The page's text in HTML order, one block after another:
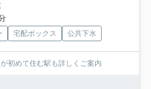
宅配ボックス 公共下水
初めて住む駅も詳しくご案内